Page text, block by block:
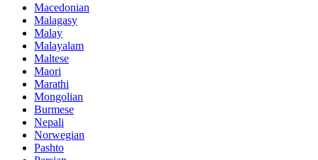
Macedonian
Malagasy
Malay
Malayalam
Maltese
Maori
Marathi
Mongolian
Burmese
Nepali
Norwegian
Pashto